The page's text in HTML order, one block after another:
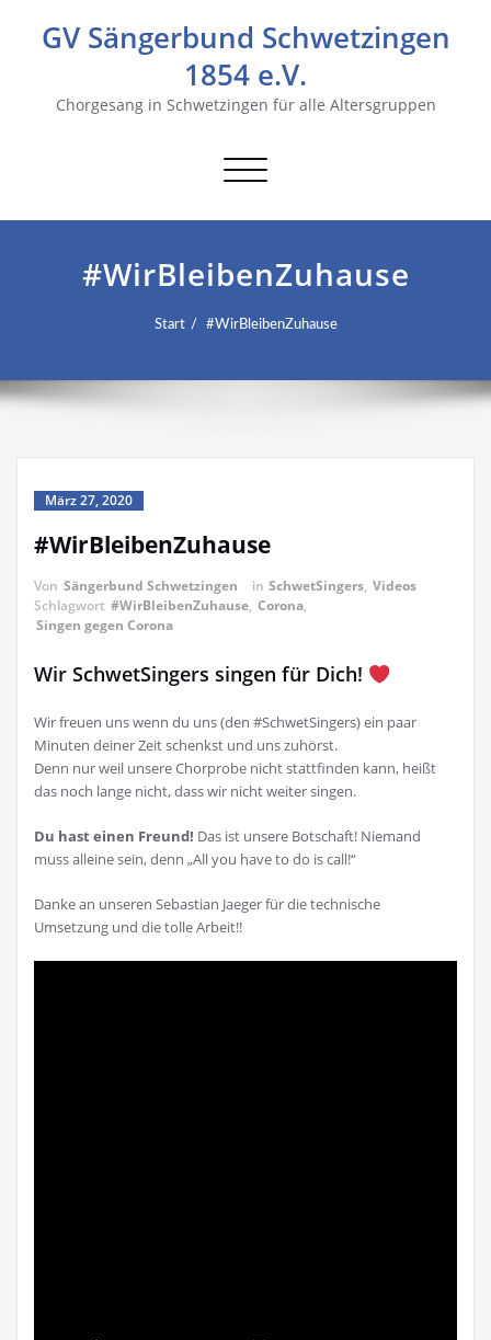
GV Sängerbund Schwetzingen
1854 e.V.
Chorgesang in Schwetzingen für alle Altersgruppen
Navigation
#WirBleibenZuhause
Start #WirBleibenZuhause
März 27, 2020
#WirBleibenZuhause
Von Sängerbund Schwetzingen in SchwetSingers, Videos
Schlagwort #WirBleibenZuhause, Corona,
Singen gegen Corona
Wir SchwetSingers singen für Dich!
Wir freuen uns wenn du uns (den #SchwetSingers) ein paar
Minuten deiner Zeit schenkst und uns zuhörst.
Denn nur weil unsere Chorprobe nicht stattfinden kann, heißt
das noch lange nicht, dass wir nicht weiter singen.
Du hast einen Freund! Das ist unsere Botschaft! Niemand
muss alleine sein, denn „All you have to do is call!“
Danke an unseren Sebastian Jaeger für die technische
Umsetzung und die tolle Arbeit!!